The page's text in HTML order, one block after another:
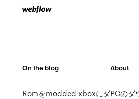
On the blog
Romをmodded xboxにダ
About
PCのダ